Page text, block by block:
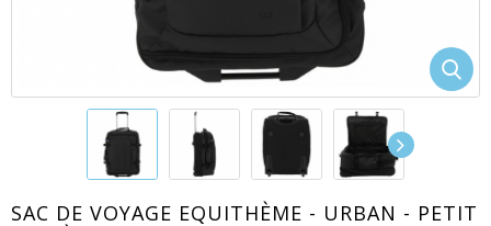
SAC DE VOYAGE EQUITHÈME - URBAN - PETIT